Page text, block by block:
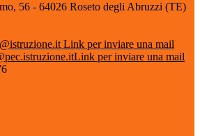
56 - 64026 Roseto degli Abruzzi (TE)
Link per inviare una mail
Link per inviare una mail